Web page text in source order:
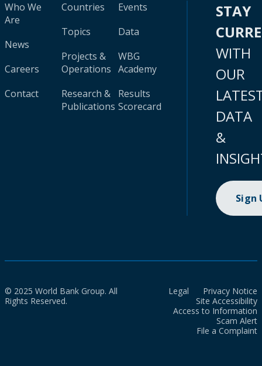
Who We
Are
News
Careers
Contact
Countries
Topics
Projects &
Operations
Research &
Publications
Events
Data
WBG
Academy
Results
Scorecard
STAY
WITH
OUR
DATA
&
Sign
© 2025 World Bank Group. All
Rights Reserved.
Legal
Privacy Notice
Site Accessibility
Access to Information
Scam Alert
File a Complaint